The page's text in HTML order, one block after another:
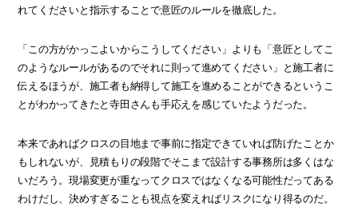
れてくださいと指示することで意匠のルールを徹底した。
「この方がかっこよいからこうしてください」よりも「意匠としてこ
のようなルールがあるのでそれに則って進めてください」と施工者に
伝えるほうが、施工者も納得して施工を進めることができるというこ
とがわかってきたと寺田さんも手応えを感じていたようだった。
本来であればクロスの目地まで事前に指定できていれば防げたことか
もしれないが、見積もりの段階でそこまで設計する事務所は多くはな
いだろう。現場変更が重なってクロスではなくなる可能性だってある
わけだし、決めすぎることも視点を変えればリスクになり得るのだ。